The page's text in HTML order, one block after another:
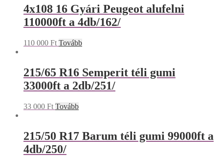
4x108 16 Gyári Peugeot alufelni
110000ft a 4db/162/
110 000 Ft Tovább
215/65 R16 Semperit téli gumi
33000ft a 2db/251/
33 000 Ft Tovább
215/50 R17 Barum téli gumi 99000ft a
4db/250/